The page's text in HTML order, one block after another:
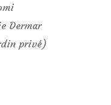
Dermar
privé)